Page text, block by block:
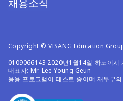
채용소식
Copyright © VISANG Education
0109066143 2020년1월14일 하노이시
대표자: Mr. Lee Young Geun
응용 프로그램이 테스트 중이며 재무부